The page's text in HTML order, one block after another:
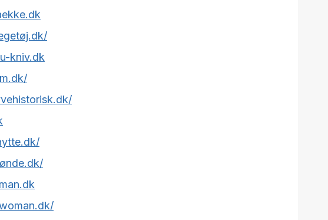
kniv.dk